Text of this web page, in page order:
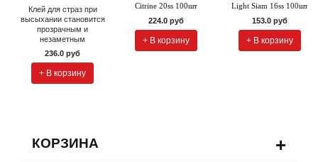
Клей для страз при
высыхании становится
прозрачным и
незаметным
236.0 руб
+ В корзину
Citrine 20ss 100шт
224.0 руб
+ В корзину
Light Siam 16ss 100шт
153.0 руб
+ В корзину
КОРЗИНА +